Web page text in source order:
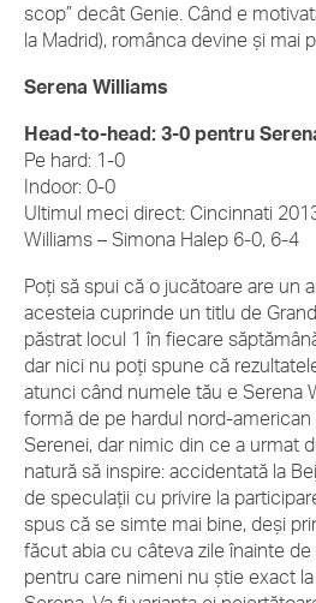
scop” decât Genie. Când e
la Madrid), românca devine și mai
Serena Williams
Head-to-head: 3-0 pentru
Pe hard: 1-0
Indoor: 0-0
Ultimul meci direct: Cincinnati
Williams – Simona Halep 6-0, 6-4
Poți să spui că o jucătoare are un
acesteia cuprinde un titlu de
păstrat locul 1 în fiecare
dar nici nu poți spune că
atunci când numele tău e Serena
formă de pe hardul nord-american
Serenei, dar nimic din ce a urmat
natură să inspire: accidentată la
de speculații cu privire la
spus că se simte mai bine, deși
făcut abia cu câteva zile înainte
pentru care nimeni nu știe exact